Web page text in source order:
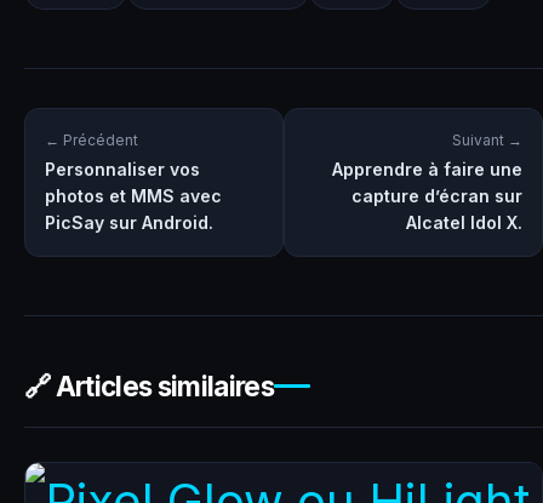
← Précédent
Personnaliser vos
photos et MMS avec
PicSay sur Android.
Suivant →
Apprendre à faire une
capture d’écran sur
Alcatel Idol X.
🔗 Articles similaires